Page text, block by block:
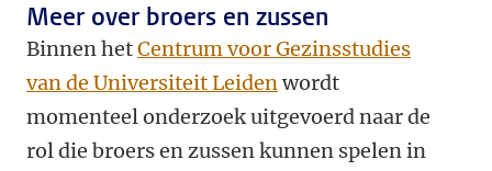
Meer over broers en zussen
Binnen hetCentrum voor Gezinsstudies
van de Universiteit Leidenwordt
momenteel onderzoek uitgevoerd naar de
rol die broers en zussen kunnen spelen in